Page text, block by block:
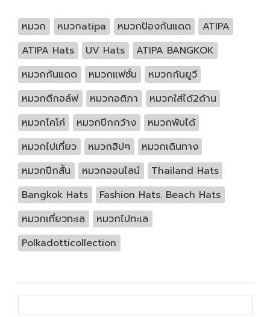
หมวก หมวกatipa หมวกป้องกันแดด
ATIPA
ATIPA Hats
UV Hats
ATIPA BANGKOK
หมวกกันแดด
หมวกแฟชั่น
หมวกกันยูวี
หมวกตีกอล์ฟ
หมวกอติภา
หมวกใส่ได้2ด้าน
หมวกโคโค่
หมวกปีกกว้าง
หมวกพับได้
หมวกไปเที่ยว
หมวกฮิปๆ
หมวกเดินทาง
หมวกปีกสั้น
หมวกออนไลน์
Thailand Hats
Bangkok Hats
Fashion Hats. Beach Hats
หมวกเที่ยวทะเล
หมวกไปทะเล
Polkadotticollection